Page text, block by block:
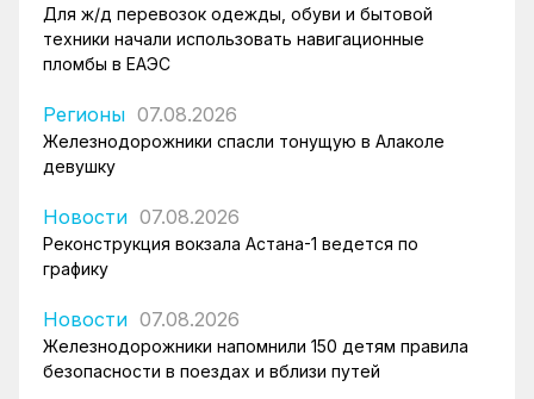
Для ж/д перевозок одежды, обуви и бытовой
техники начали использовать навигационные
пломбы в ЕАЭС
Регионы 07.08.2026
Железнодорожники спасли тонущую в Алаколе
девушку
Новости 07.08.2026
Реконструкция вокзала Астана-1 ведется по
графику
Новости 07.08.2026
Железнодорожники напомнили 150 детям правила
безопасности в поездах и вблизи путей